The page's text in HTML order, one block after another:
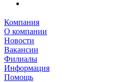
Компания
О компании
Новости
Вакансии
Филиалы
Информация
Помощь